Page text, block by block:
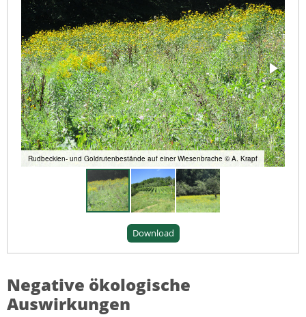
Rudbeckien- und Goldrutenbestände auf einer Wiesenbrache © A. Krapf
Download
Negative ökologische
Auswirkungen